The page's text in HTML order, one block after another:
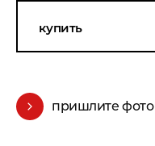
купить
пришлите фото